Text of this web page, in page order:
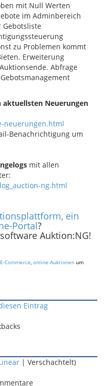
mit Null Werten
im Adminbereich
zu Problemen kommt
Erweiterung
Abfrage
Neuerungen
neuerungen.html
Benachrichtigung um
mit allen
ng.html
ein
Portal?
Auktion:NG!
E-Commerce, online-Auktionen um
Eintrag
| Verschachtelt)